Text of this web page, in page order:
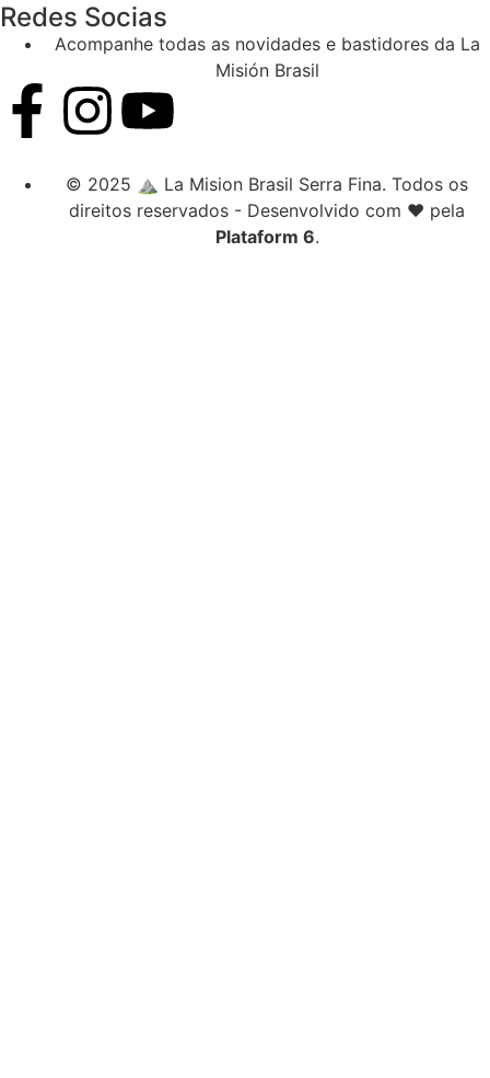
Redes Socias
Acompanhe todas as novidades e bastidores da La
Misión Brasil
© 2025 ⛰️ La Mision Brasil Serra Fina. Todos os
direitos reservados - Desenvolvido com ❤️ pela
Plataform 6.